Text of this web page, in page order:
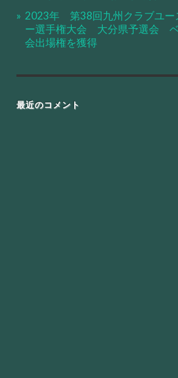
2023年 第38回九州クラブユー
ー選手権大会 大分県予選会
会出場権を獲得
最近のコメント